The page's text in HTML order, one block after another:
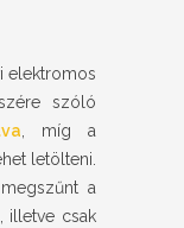
elektromos
szóló
, míg a
letölteni.
a
illetve csak